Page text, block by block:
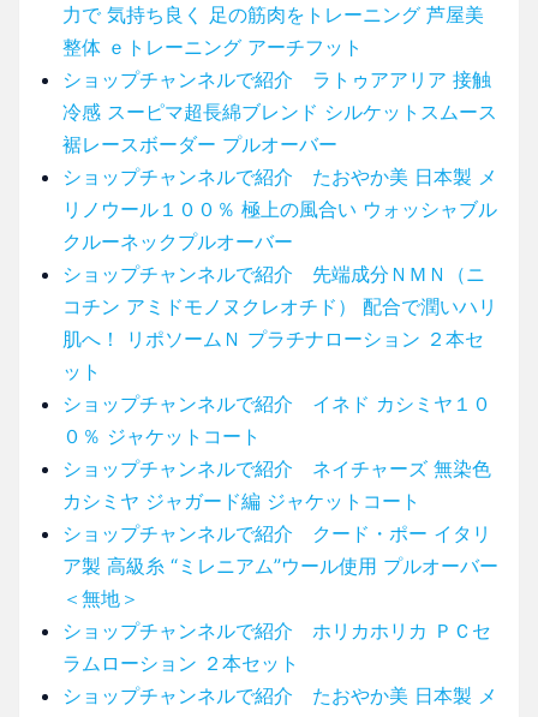
力で 気持ち良く 足の筋肉をトレーニング 芦屋美
整体 ｅトレーニング アーチフット
ショップチャンネルで紹介 ラトゥアアリア 接触
冷感 スーピマ超長綿ブレンド シルケットスムース
裾レースボーダー プルオーバー
ショップチャンネルで紹介 たおやか美 日本製 メ
リノウール１００％ 極上の風合い ウォッシャブル
クルーネックプルオーバー
ショップチャンネルで紹介 先端成分ＮＭＮ（ニ
コチン アミドモノヌクレオチド） 配合で潤いハリ
肌へ！ リポソームＮ プラチナローション ２本セ
ット
ショップチャンネルで紹介 イネド カシミヤ１０
０％ ジャケットコート
ショップチャンネルで紹介 ネイチャーズ 無染色
カシミヤ ジャガード編 ジャケットコート
ショップチャンネルで紹介 クード・ポー イタリ
ア製 高級糸 “ミレニアム”ウール使用 プルオーバー
＜無地＞
ショップチャンネルで紹介 ホリカホリカ ＰＣセ
ラムローション ２本セット
ショップチャンネルで紹介 たおやか美 日本製 メ